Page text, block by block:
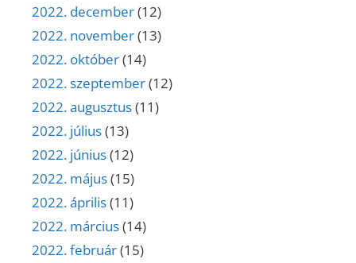
2022. december(12)
2022. november(13)
2022. október(14)
2022. szeptember(12)
2022. augusztus(11)
2022. július(13)
2022. június(12)
2022. május(15)
2022. április(11)
2022. március(14)
2022. február(15)